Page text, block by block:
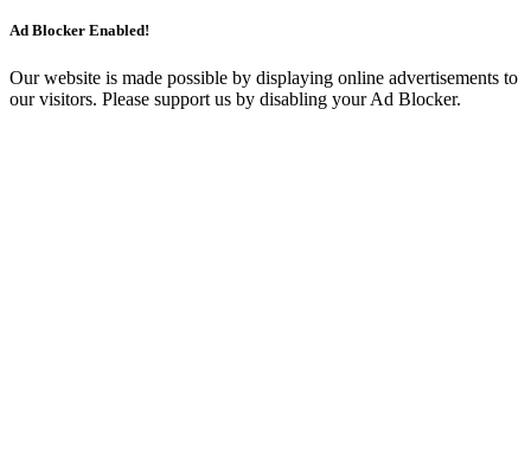
Ad Blocker Enabled!
Our website is made possible by displaying online advertisements to
our visitors. Please support us by disabling your Ad Blocker.